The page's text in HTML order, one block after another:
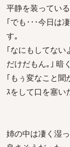
平静を装ってい
｢でも･･･今日は
す｡
｢なにもしてない
だけだもん｡｣ 暗
｢もぅ変なこと聞
ｽをして口を塞い
姉の中は凄く湿